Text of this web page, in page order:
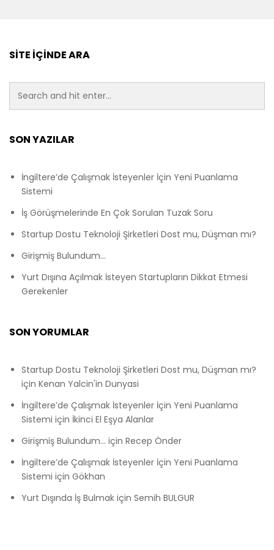
SITE İÇINDE ARA
SON YAZILAR
İngiltere’de Çalışmak İsteyenler İçin Yeni Puanlama
Sistemi
İş Görüşmelerinde En Çok Sorulan Tuzak Soru
Startup Dostu Teknoloji Şirketleri Dost mu, Düşman mı?
Girişmiş Bulundum…
Yurt Dışına Açılmak İsteyen Startupların Dikkat Etmesi
Gerekenler
SON YORUMLAR
Startup Dostu Teknoloji Şirketleri Dost mu, Düşman mı?
için Kenan Yalcin'in Dunyasi
İngiltere’de Çalışmak İsteyenler İçin Yeni Puanlama
Sistemi için İkinci El Eşya Alanlar
Girişmiş Bulundum… için Recep Önder
İngiltere’de Çalışmak İsteyenler İçin Yeni Puanlama
Sistemi için Gökhan
Yurt Dışında İş Bulmak için Semih BULGUR